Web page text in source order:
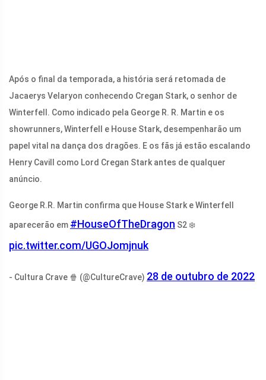
Após o final da temporada, a história será retomada de
Jacaerys Velaryon conhecendo Cregan Stark, o senhor de
Winterfell. Como indicado pela George R. R. Martin e os
showrunners, Winterfell e House Stark, desempenharão um
papel vital na dança dos dragões. E os fãs já estão escalando
Henry Cavill como Lord Cregan Stark antes de qualquer
anúncio.
George R.R. Martin confirma que House Stark e Winterfell
aparecerão em #HouseOfTheDragon S2 ❄️
pic.twitter.com/UGOJomjnuk
- Cultura Crave 🍿 (@CultureCrave) 28 de outubro de 2022